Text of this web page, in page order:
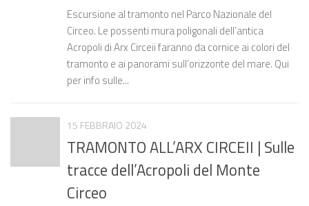
Escursione al tramonto nel Parco Nazionale del
Circeo. Le possenti mura poligonali dell’antica
Acropoli di Arx Circeii faranno da cornice ai colori del
tramonto e ai panorami sull’orizzonte del mare. Qui
per info sulle...
15 FEBBRAIO 2024
TRAMONTO ALL’ARX CIRCEII | Sulle
tracce dell’Acropoli del Monte
Circeo